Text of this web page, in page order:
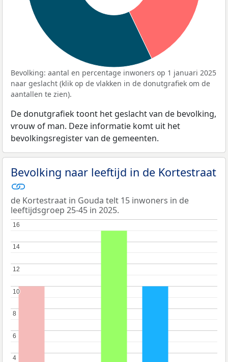
Bevolking: aantal en percentage inwoners op 1 januari 2025
naar geslacht (klik op de vlakken in de donutgrafiek om de
aantallen te zien).
De donutgrafiek toont het geslacht van de bevolking,
vrouw of man. Deze informatie komt uit het
bevolkingsregister van de gemeenten.
Bevolking naar leeftijd in de Kortestraat
de Kortestraat in Gouda telt 15 inwoners in de
leeftijdsgroep 25-45 in 2025.
4
4
6
6
8
8
10
10
12
12
14
14
16
16